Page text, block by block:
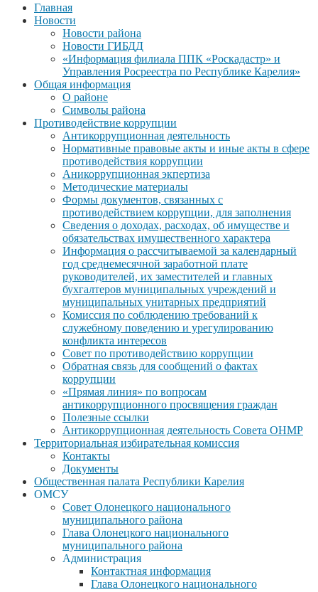
Главная
Новости
Новости района
Новости ГИБДД
«Информация филиала ППК «Роскадастр» и
Управления Росреестра по Республике Карелия»
Общая информация
О районе
Символы района
Противодействие коррупции
Антикоррупционная деятельность
Нормативные правовые акты и иные акты в сфере
противодействия коррупции
Аникоррупционная экпертиза
Методические материалы
Формы документов, связанных с
противодействием коррупции, для заполнения
Сведения о доходах, расходах, об имуществе и
обязательствах имущественного характера
Информация о рассчитываемой за календарный
год среднемесячной заработной плате
руководителей, их заместителей и главных
бухгалтеров муниципальных учреждений и
муниципальных унитарных предприятий
Комиссия по соблюдению требований к
служебному поведению и урегулированию
конфликта интересов
Совет по противодействию коррупции
Обратная связь для сообщений о фактах
коррупции
«Прямая линия» по вопросам
антикоррупционного просвящения граждан
Полезные ссылки
Антикоррупционная деятельность Совета ОНМР
Территориальная избирательная комиссия
Контакты
Документы
Общественная палата Республики Карелия
ОМСУ
Совет Олонецкого национального
муниципального района
Глава Олонецкого национального
муниципального района
Администрация
Контактная информация
Глава Олонецкого национального